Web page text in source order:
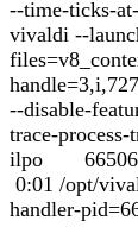
--time-ticks-
vivaldi --
--disable-
trace-
ilpo 66506
0:01 /opt/
handler-